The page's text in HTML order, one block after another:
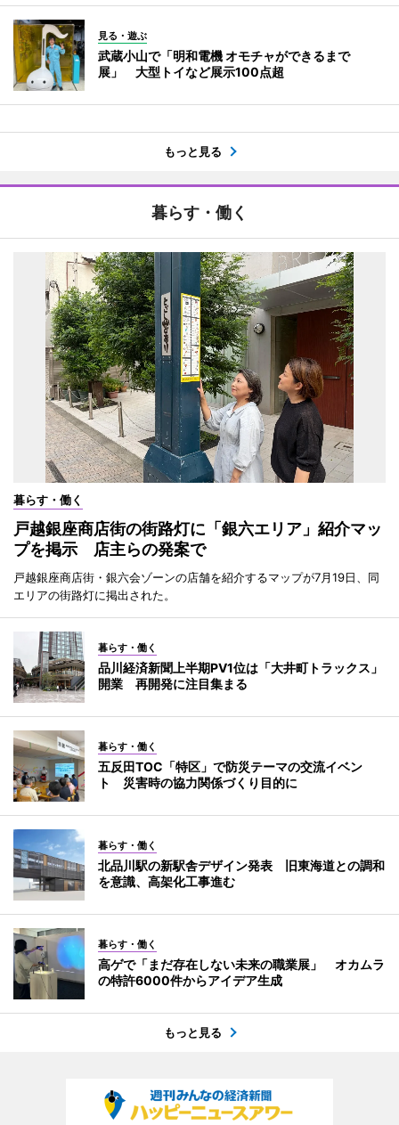
見る・遊ぶ
武蔵小山で「明和電機 オモチャができるまで
展」 大型トイなど展示100点超
もっと見る
暮らす・働く
暮らす・働く
戸越銀座商店街の街路灯に「銀六エリア」紹介マッ
プを掲示 店主らの発案で
戸越銀座商店街・銀六会ゾーンの店舗を紹介するマップが7月19日、同
エリアの街路灯に掲出された。
暮らす・働く
品川経済新聞上半期PV1位は「大井町トラックス」
開業 再開発に注目集まる
暮らす・働く
五反田TOC「特区」で防災テーマの交流イベン
ト 災害時の協力関係づくり目的に
暮らす・働く
北品川駅の新駅舎デザイン発表 旧東海道との調和
を意識、高架化工事進む
暮らす・働く
高ゲで「まだ存在しない未来の職業展」 オカムラ
の特許6000件からアイデア生成
もっと見る